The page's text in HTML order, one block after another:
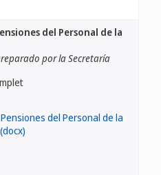
del Personal de la
por la Secretaría